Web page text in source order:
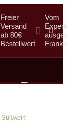
Freier
Versand
ab 80€
Bestellwert
Vom
Süßwein